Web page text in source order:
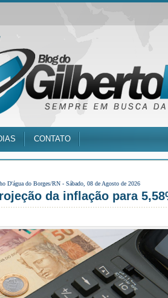
CONTATO
D'água do Borges/RN - Sábado, 08 de Agosto de 2026
da inflação para